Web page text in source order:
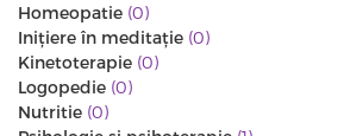
Homeopatie (0)
Iniţiere în meditaţie (0)
Kinetoterapie (0)
Logopedie (0)
Nutritie (0)